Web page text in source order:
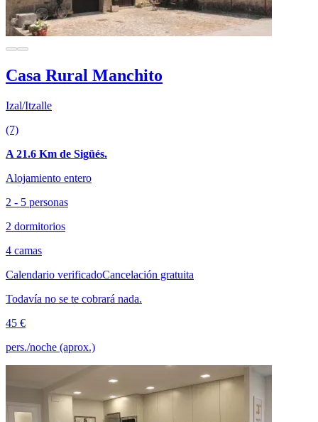
Casa Rural Manchito
Izal/Itzalle
(7)
A 21.6 Km de Sigüés.
Alojamiento entero
2 - 5 personas
2 dormitorios
4 camas
Calendario verificadoCancelación gratuita
Todavía no se te cobrará nada.
45 €
pers./noche (aprox.)